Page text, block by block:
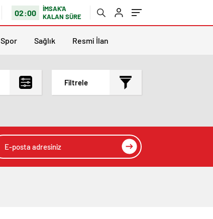
02:00
İMSAK'A
KALAN SÜRE
Spor Sağlık Resmi İlan
Filtrele
Yorum Sayısına Göre
En eskiler